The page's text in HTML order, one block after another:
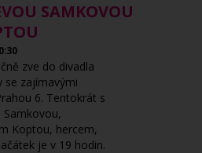
SAMKOVOU
zve do divadla
se zajímavými
6. Tentokrát s
Koptou, hercem,
je v 19 hodin.